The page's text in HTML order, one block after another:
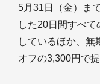
5月31日（金）ま
した20日間すべ
しているほか、無
オフの3,300円で